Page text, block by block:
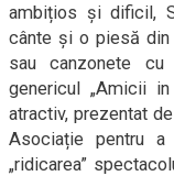
ambițios și dificil,
cânte și o piesă din
sau canzonete
genericul „Amicii
atractiv, prezentat
Asociație pentru
„ridicarea”